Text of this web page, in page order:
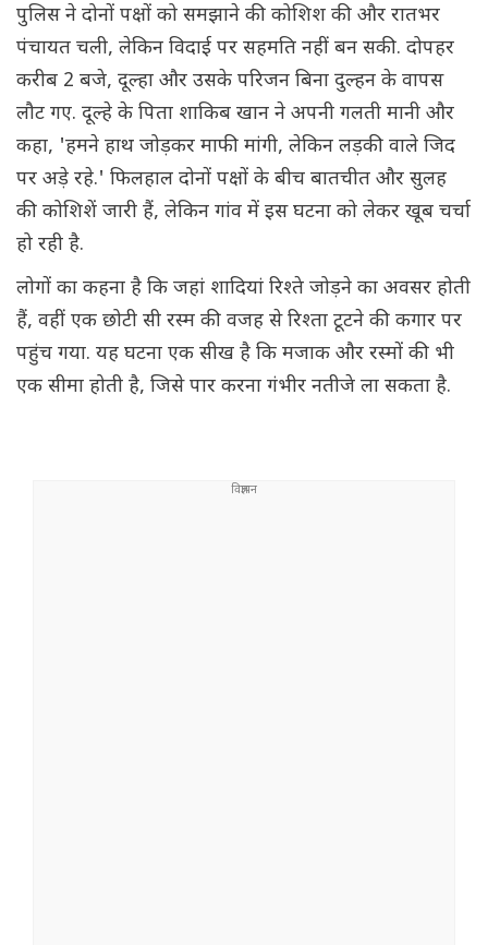
पुलिस ने दोनों पक्षों को समझाने की कोशिश की और रातभर
पंचायत चली, लेकिन विदाई पर सहमति नहीं बन सकी. दोपहर
करीब 2 बजे, दूल्हा और उसके परिजन बिना दुल्हन के वापस
लौट गए. दूल्हे के पिता शाकिब खान ने अपनी गलती मानी और
कहा, 'हमने हाथ जोड़कर माफी मांगी, लेकिन लड़की वाले जिद
पर अड़े रहे.' फिलहाल दोनों पक्षों के बीच बातचीत और सुलह
की कोशिशें जारी हैं, लेकिन गांव में इस घटना को लेकर खूब चर्चा
हो रही है.
लोगों का कहना है कि जहां शादियां रिश्ते जोड़ने का अवसर होती
हैं, वहीं एक छोटी सी रस्म की वजह से रिश्ता टूटने की कगार पर
पहुंच गया. यह घटना एक सीख है कि मजाक और रस्मों की भी
एक सीमा होती है, जिसे पार करना गंभीर नतीजे ला सकता है.